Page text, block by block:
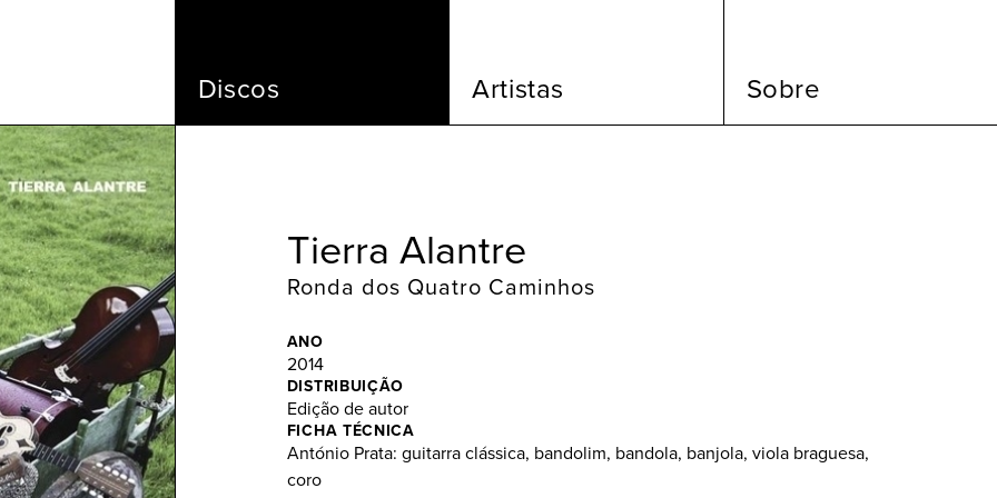
Discos Artistas Sobre
Tierra Alantre
Ronda dos Quatro Caminhos
ANO
2014
DISTRIBUIÇÃO
Edição de autor
FICHA TÉCNICA
António Prata: guitarra clássica, bandolim, bandola, banjola, viola braguesa,
coro